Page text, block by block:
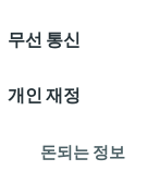
무선 통신
개인 재정
돈되는 정보